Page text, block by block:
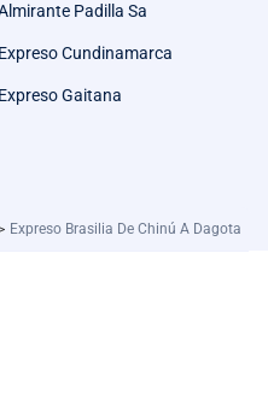
Padilla Sa
Expreso Cundinamarca
Expreso Gaitana
Expreso Brasilia De Chinú A Dagota